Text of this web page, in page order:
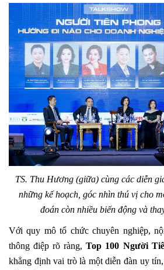
TS. Thu Hương (giữa) cùng các diễn
những kế hoạch, góc nhìn thú vị cho
đoán còn nhiều biến động và
Với quy mô tổ chức chuyên nghiệp,
thông điệp rõ ràng,Top 100 Người
khẳng định vai trò là một diễn đàn uy